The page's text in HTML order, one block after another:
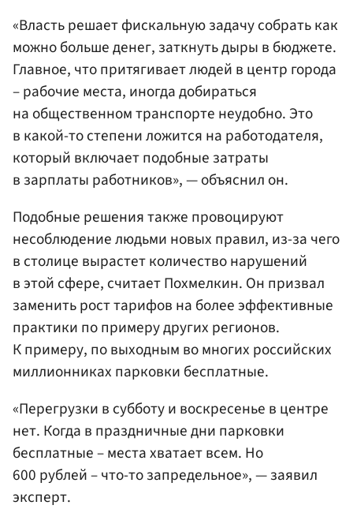
«Власть решает фискальную задачу собрать как
можно больше денег, заткнуть дыры в бюджете.
Главное, что притягивает людей в центр города
– рабочие места, иногда добираться
на общественном транспорте неудобно. Это
в какой-то степени ложится на работодателя,
который включает подобные затраты
в зарплаты работников», — объяснил он.
Подобные решения также провоцируют
несоблюдение людьми новых правил, из-за чего
в столице вырастет количество нарушений
в этой сфере, считает Похмелкин. Он призвал
заменить рост тарифов на более эффективные
практики по примеру других регионов.
К примеру, по выходным во многих российских
миллионниках парковки бесплатные.
«Перегрузки в субботу и воскресенье в центре
нет. Когда в праздничные дни парковки
бесплатные – места хватает всем. Но
600 рублей – что-то запредельное», — заявил
эксперт.